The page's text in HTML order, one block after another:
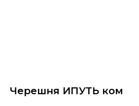
Черешня ИПУТЬ ком